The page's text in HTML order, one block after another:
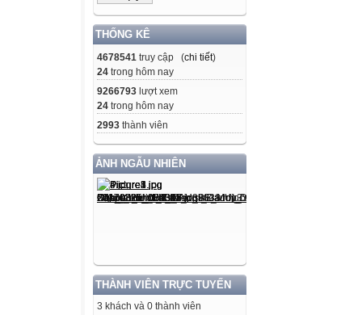
THỐNG KÊ
4678541 truy cập (chi tiết)
24 trong hôm nay
9266793 lượt xem
24 trong hôm nay
2993 thành viên
ẢNH NGẪU NHIÊN
THÀNH VIÊN TRỰC TUYẾN
3 khách và 0 thành viên